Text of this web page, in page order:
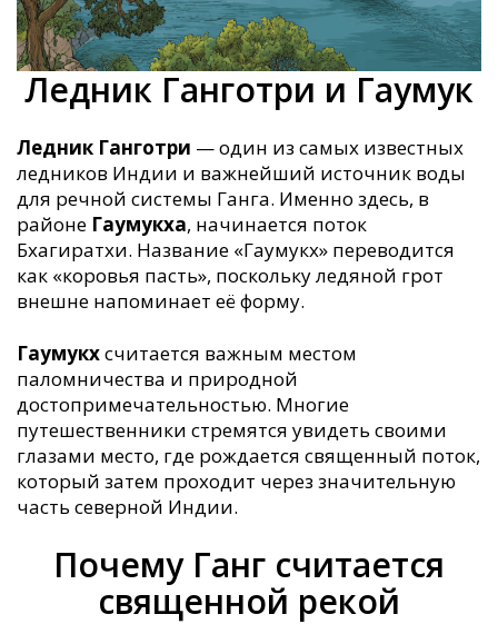
Ледник Ганготри и Гаумук
Ледник Ганготри — один из самых известных
ледников Индии и важнейший источник воды
для речной системы Ганга. Именно здесь, в
районе Гаумукха, начинается поток
Бхагиратхи. Название «Гаумукх» переводится
как «коровья пасть», поскольку ледяной грот
внешне напоминает её форму.
Гаумукхсчитается важным местом
паломничества и природной
достопримечательностью. Многие
путешественники стремятся увидеть своими
глазами место, где рождается священный поток,
который затем проходит через значительную
часть северной Индии.
Почему Ганг считается
священной рекой